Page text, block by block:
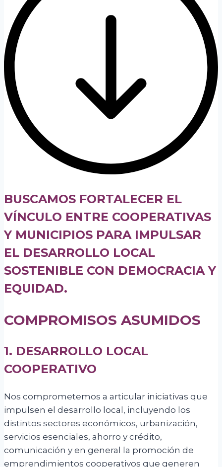
BUSCAMOS FORTALECER EL
VÍNCULO ENTRE COOPERATIVAS
Y MUNICIPIOS PARA IMPULSAR
EL DESARROLLO LOCAL
SOSTENIBLE CON DEMOCRACIA Y
EQUIDAD.
COMPROMISOS ASUMIDOS
1. DESARROLLO LOCAL
COOPERATIVO
Nos comprometemos a articular iniciativas que
impulsen el desarrollo local, incluyendo los
distintos sectores económicos, urbanización,
servicios esenciales, ahorro y crédito,
comunicación y en general la promoción de
emprendimientos cooperativos que generen